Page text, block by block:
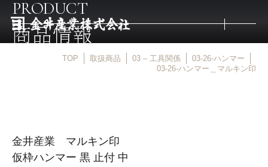
取扱メーカー
PRODUCT
商品情報
TOP 取扱商品 03 – 工具関係
03-26-ハンマー
03-26-ハンマー＿マルキン印
金井産業 マルキン印
仮枠ハンマー 黒 止付 中